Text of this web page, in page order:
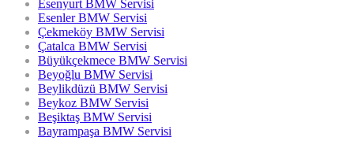
Esenyurt BMW Servisi
Esenler BMW Servisi
Çekmeköy BMW Servisi
Çatalca BMW Servisi
Büyükçekmece BMW Servisi
Beyoğlu BMW Servisi
Beylikdüzü BMW Servisi
Beykoz BMW Servisi
Beşiktaş BMW Servisi
Bayrampaşa BMW Servisi